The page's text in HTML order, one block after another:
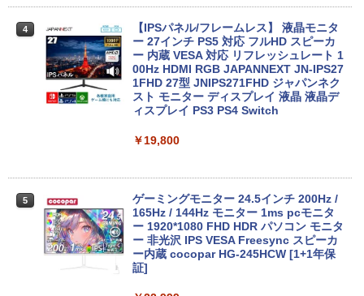
ラ×テンキー】富士通 LIFEBOOK A5510/
Core i5-10210U/メモリ: 8GB/16GB/32G
B/SSD:256GB/512GB/1TB/Wi-fi/Blueto
oth/15.6型/HDMI/USB3.2/パソコン 中古
PC 中古ノートパソコン Windows11
￥36,800
Office 2024付き メモリ16GB SSD512G
B/1TB選択可 14型 軽量 モバイル ビジネ
ス 在宅勤務 学生向け
￥34,980
【Windows11】 【超小型】 DELL Opti
Plex 3060 Micro マイクロ MFF 第8世代
Core i5 8400T/1.70GHz 8GB SSD256G
B M.2 NVMe Windows11 64bit WPSOff
ice 無線LAN 中古パソコン デスクトップ
中古パソコン 一体型 富士通 ESPRIMO
WF1/B1 FMVWB1F1B Windows11 Cele
ron 3865U 1.8GHz メモリ8GB 2TB 23.8
インチ Office付き DVD Webカメラ 無線
LAN Bluetooth 3ヶ月保証 wd2670 中古
4
【IPSパネル/フレームレス】 液晶モニタ
ー 27インチ PS5 対応 フルHD スピーカ
ー 内蔵 VESA 対応 リフレッシュレート 1
00Hz HDMI RGB JAPANNEXT JN-IPS27
1FHD 27型 JNIPS271FHD ジャパンネク
スト モニター ディスプレイ 液晶 液晶デ
ィスプレイ PS3 PS4 Switch
￥19,800
5
ゲーミングモニター 24.5インチ 200Hz /
165Hz / 144Hz モニター 1ms pcモニタ
ー 1920*1080 FHD HDR パソコン モニタ
ー 非光沢 IPS VESA Freesync スピーカ
ー内蔵 cocopar HG-245HCW [1+1年保
証]